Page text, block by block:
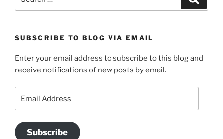
for:
SUBSCRIBE TO BLOG VIA EMAIL
Enter your email address to subscribe to this blog and
receive notifications of new posts by email.
Address
Subscribe